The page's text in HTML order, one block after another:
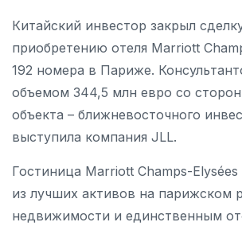
Китайский инвестор закрыл
приобретению отеля Marriott
192 номера в Париже.
объемом 344,5 млн евро со
объекта – ближневосточного
выступила компания JLL.
Гостиница Marriott Champs-
из лучших активов на парижском
недвижимости и единственным